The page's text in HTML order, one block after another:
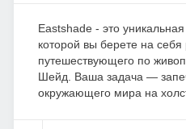
Eastshade - это
которой вы берете на себя
путешествующего по
Шейд. Ваша задача —
окружающего мира на